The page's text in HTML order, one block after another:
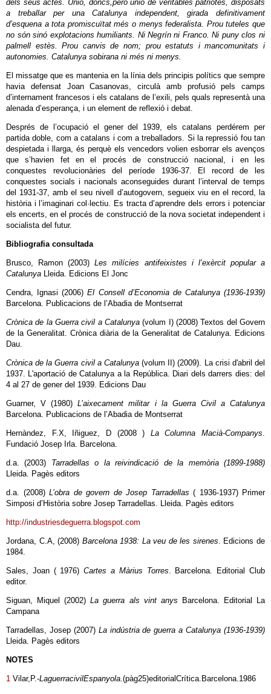
dels seus actes. Unió, doncs, però unió de veritables patriotes, disposats
a treballar per una Catalunya independent, girada definitivament
d’esquena a tota promiscuïtat més o menys federalista. Prou tuteles que
no són sinó explotacions humiliants. Ni Negrín ni Franco. Ni puny clos ni
palmell estès. Prou canvis de nom; prou estatuts i mancomunitats i
autonomies. Catalunya sobirana ni més ni menys.
El missatge que es mantenia en la línia dels principis polítics que sempre
havia defensat Joan Casanovas, circulà amb profusió pels camps
d’internament francesos i els catalans de l’exili, pels quals representà una
alenada d’esperança, i un element de reflexió i debat.
Després de l’ocupació el gener del 1939, els catalans perdérem per
partida doble, com a catalans i com a treballadors. Si la repressió fou tan
despietada i llarga, és perquè els vencedors volien esborrar els avenços
que s’havien fet en el procés de construcció nacional, i en les
conquestes revolucionàries del període 1936-37. El record de les
conquestes socials i nacionals aconseguides durant l’interval de temps
del 1931-37, amb el seu nivell d’autogovern, segueix viu en el record, la
història i l’imaginari col·lectiu. Es tracta d’aprendre dels errors i potenciar
els encerts, en el procés de construcció de la nova societat independent i
socialista del futur.
Bibliografia consultada
Brusco, Ramon (2003)Les milícies antifeixistes i l’exèrcit popular a
Catalunya Lleida. Edicions El Jonc
Cendra, Ignasi (2006)El Consell d’Economia de Catalunya (1936-1939)
Barcelona. Publicacions de l’Abadia de Montserrat
Crònica de la Guerra civil a Catalunya(volum I) (2008) Textos del Govern
de la Generalitat. Crònica diària de la Generalitat de Catalunya. Edicions
Dau.
Crònica de la Guerra civil a Catalunya(volum II) (2009). La crisi d'abril del
1937. L'aportació de Catalunya a la República. Diari dels darrers dies: del
4 al 27 de gener del 1939. Edicions Dau
Guarner, V (1980)L’aixecament militar i la Guerra Civil a Catalunya
Barcelona. Publicacions de l’Abadia de Montserrat
Hernàndez, F.X, Iñiguez, D (2008 ) La Columna Macià-Companys
Fundació Josep Irla. Barcelona.
d.a. (2003) Tarradellas o la reivindicació de la memòria (1899-1988)
Lleida. Pagès editors
d.a. (2008) L’obra de govern de Josep Tarradellas ( 1936-1937) Primer
Simposi d’Història sobre Josep Tarradellas. Lleida. Pagès editors
http://industriesdeguerra.blogspot.com
Jordana, C.A, (2008) Barcelona 1938: La veu de les sirenes . Edicions de
1984.
Sales, Joan ( 1976) Cartes a Màrius Torres . Barcelona. Editorial Club
editor.
Siguan, Miquel (2002)La guerra als vint anys Barcelona. Editorial La
Campana
Tarradellas, Josep (2007) La indústria de guerra a Catalunya (1936-1939)
Lleida. Pagès editors
NOTES
1 Vilar,P.-LaguerracivilEspanyola. (pàg25)editorialCrítica.Barcelona.1986